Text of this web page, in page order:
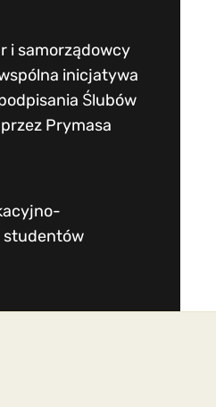
i samorządowcy
inicjatywa
Ślubów
Prymasa
studentów